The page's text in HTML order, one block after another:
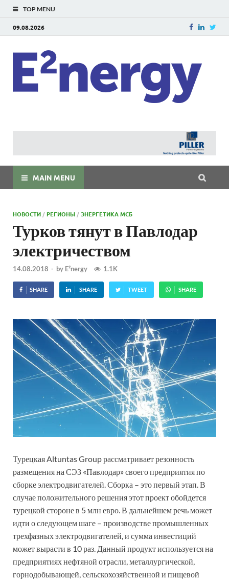
TOP MENU
09.08.2026
MAIN MENU
НОВОСТИ /РЕГИОНЫ /ЭНЕРГЕТИКА МСБ
Турков тянут в Павлодар
электричеством
14.08.2018 - by E²nergy 1.1K
SHARE SHARE TWEET SHARE
Турецкая Altuntas Group рассматривает резонность
размещения на СЭЗ «Павлодар» своего предприятия по
сборке электродвигателей. Сборка – это первый этап. В
случае положительного решения этот проект обойдется
турецкой стороне в 5 млн евро. В дальнейшем речь может
идти о следующем шаге – производстве промышленных
трехфазных электродвигателей, и сумма инвестиций
может вырасти в 10 раз. Данный продукт используется на
предприятиях нефтяной отрасли, металлургической,
горнодобывающей, сельскохозяйственной и пищевой